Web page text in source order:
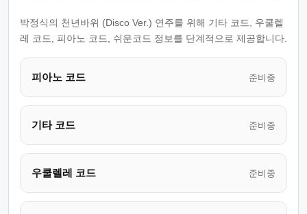
박정식의 천년바위 (Disco Ver.) 연주를 위해 기타 코드, 우쿨렐
레 코드, 피아노 코드, 쉬운코드 정보를 단계적으로 제공합니다.
피아노 코드 준비중
기타 코드 준비중
우쿨렐레 코드 준비중